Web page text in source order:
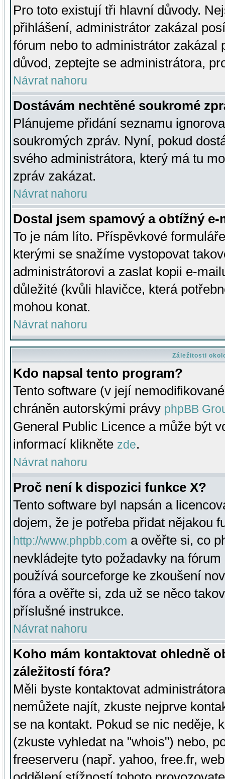
Pro toto existují tři hlavní důvody.
přihlášení, administrátor zakázal
fórum nebo to administrátor zakázal
důvod, zeptejte se administrátora,
Návrat nahoru
Dostávám nechtěné soukromé
Plánujeme přidání seznamu
soukromých zpráv. Nyní, pokud
svého administrátora, který má tu
zpráv zakázat.
Návrat nahoru
Dostal jsem spamový a obtížný
To je nám líto. Příspěvkové
kterými se snažíme vystopovat
administrátorovi a zaslat kopii e-
důležité (kvůli hlavičce, která
mohou konat.
Návrat nahoru
Záležitosti
Kdo napsal tento program?
Tento software (v její
chráněn autorskými právy phpBB
General Public Licence a může být
informací klikněte zde.
Návrat nahoru
Proč není k dispozici funkce X?
Tento software byl napsán a
dojem, že je potřeba přidat nějakou
http://www.phpbb.com a ověřte si, co
nevkládejte tyto požadavky na
používá sourceforge ke zkoušení
fóra a ověřte si, zda už se něco
příslušné instrukce.
Návrat nahoru
Koho mám kontaktovat ohledně
záležitostí fóra?
Měli byste kontaktovat
nemůžete najít, zkuste nejprve
se na kontakt. Pokud se nic neděje,
(zkuste vyhledat na "whois") nebo,
freeserveru (např. yahoo, free.fr,